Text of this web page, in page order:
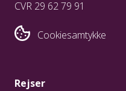
CVR 29 62 79 91
Cookiesamtykke
Rejser